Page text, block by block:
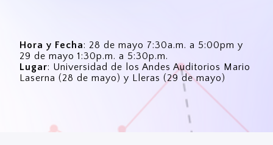
Hora y Fecha: 28 de mayo 7:30a.m. a 5:00pm y
29 de mayo 1:30p.m. a 5:30p.m.
Lugar: Universidad de los Andes Auditorios Mario
Laserna (28 de mayo) y Lleras (29 de mayo)